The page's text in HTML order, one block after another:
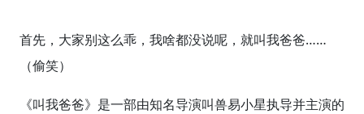
首先，大家别这么乖，我啥都没说呢，就叫我爸爸……
（偷笑）
《叫我爸爸》是一部由知名导演叫兽易小星执导并主演的